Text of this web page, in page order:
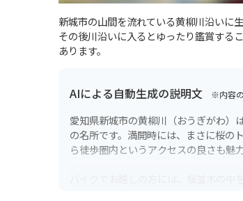
新城市の山間を流れている黄柳川沿いに
その後川沿いに入るとゆったり鑑賞する
あります。
AIによる自動生成の説明文 ※内容の
愛知県新城市の黄柳川（おうぎがわ
の名所です。満開時には、まさに桜の
ら徒歩圏内というアクセスの良さも魅
バイクでお越しの方には、桜並木の